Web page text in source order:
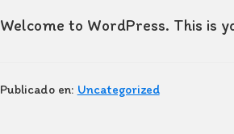
Welcome to WordPress. This
Publicado en: Uncategorized